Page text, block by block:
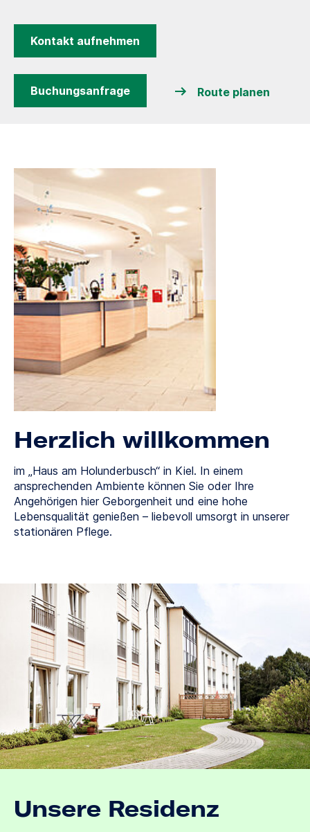
Kontakt aufnehmen
Buchungsanfrage Route planen
Herzlich willkommen
im „Haus am Holunderbusch“ in Kiel. In einem
ansprechenden Ambiente können Sie oder Ihre
Angehörigen hier Geborgenheit und eine hohe
Lebensqualität genießen – liebevoll umsorgt in unserer
stationären Pflege.
Unsere Residenz